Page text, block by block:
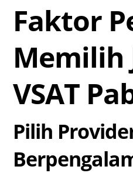
Faktor
Memilih
VSAT
Pilih